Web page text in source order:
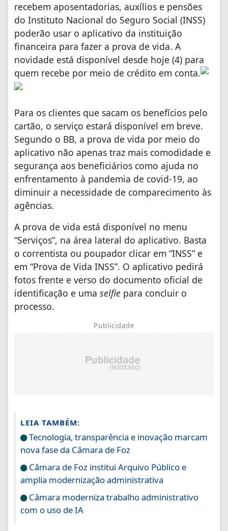
recebem aposentadorias, auxílios e pensões
do Instituto Nacional do Seguro Social (INSS)
poderão usar o aplicativo da instituição
financeira para fazer a prova de vida. A
novidade está disponível desde hoje (4) para
quem recebe por meio de crédito em conta.
Para os clientes que sacam os benefícios pelo
cartão, o serviço estará disponível em breve.
Segundo o BB, a prova de vida por meio do
aplicativo não apenas traz mais comodidade e
segurança aos beneficiários como ajuda no
enfrentamento à pandemia de covid-19, ao
diminuir a necessidade de comparecimento às
agências.
A prova de vida está disponível no menu
“Serviços”, na área lateral do aplicativo. Basta
o correntista ou poupador clicar em “INSS” e
em “Prova de Vida INSS”. O aplicativo pedirá
fotos frente e verso do documento oficial de
identificação e uma selfie para concluir o
processo.
Publicidade
LEIA TAMBÉM:
Tecnologia, transparência e inovação marcam
nova fase da Câmara de Foz
Câmara de Foz institui Arquivo Público e
amplia modernização administrativa
Câmara moderniza trabalho administrativo
com o uso de IA